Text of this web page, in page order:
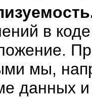
в
мы,
данных